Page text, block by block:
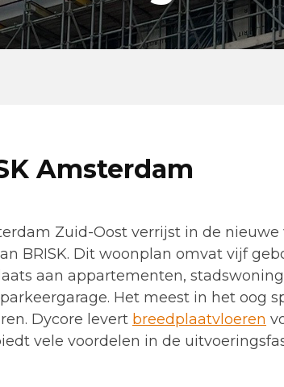
Amsterdam
Zuid-Oost verrijst in de
BRISK. Dit woonplan omvat vijf
aan appartementen,
Het meest in het oog
Dycore levert breedplaatvloeren
vele voordelen in de